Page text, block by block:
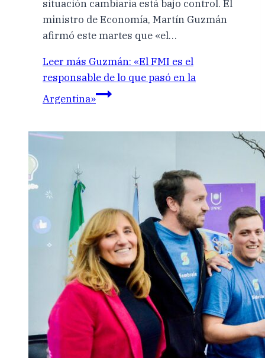
situación cambiaria está bajo control. El
ministro de Economía, Martín Guzmán
afirmó este martes que «el…
Leer más Guzmán: «El FMI es el
responsable de lo que pasó en la
Argentina»